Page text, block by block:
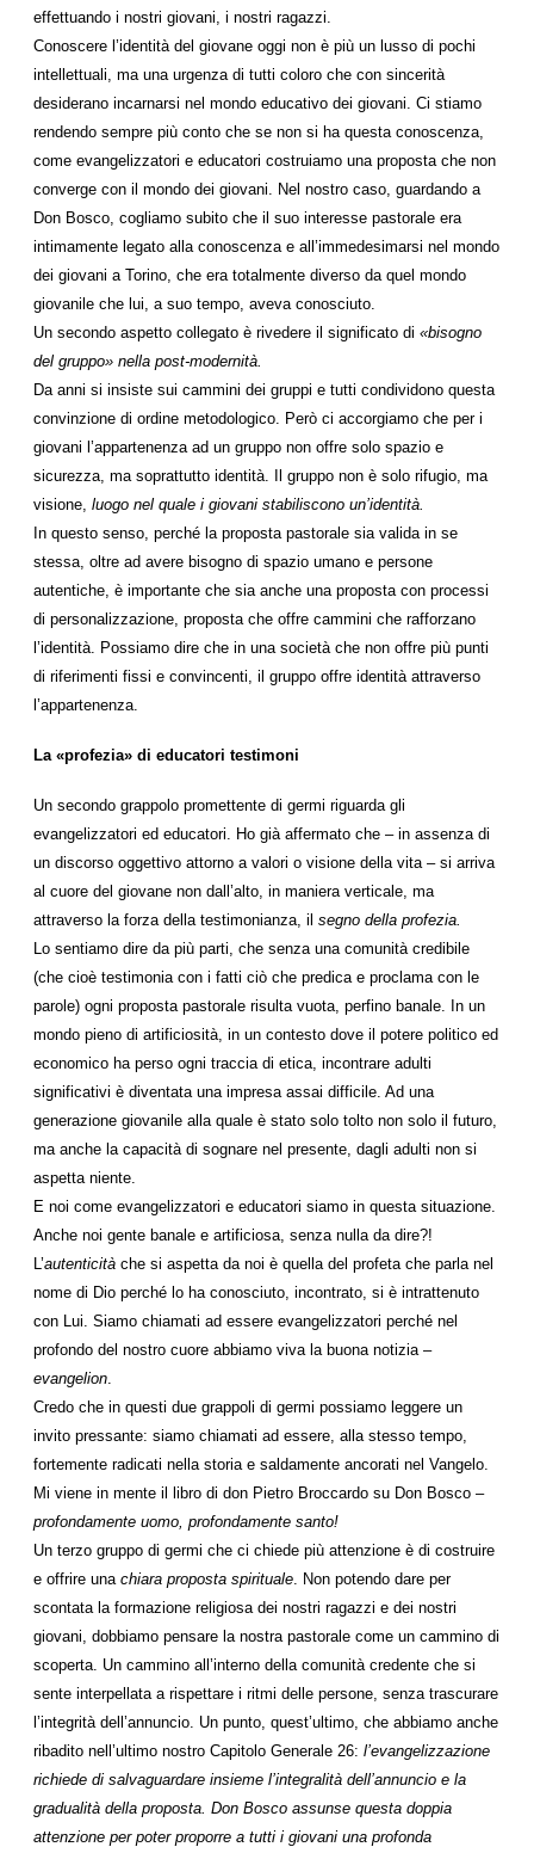
effettuando i nostri giovani, i nostri ragazzi.
Conoscere l’identità del giovane oggi non è più un lusso di pochi
intellettuali, ma una urgenza di tutti coloro che con sincerità
desiderano incarnarsi nel mondo educativo dei giovani. Ci stiamo
rendendo sempre più conto che se non si ha questa conoscenza,
come evangelizzatori e educatori costruiamo una proposta che non
converge con il mondo dei giovani. Nel nostro caso, guardando a
Don Bosco, cogliamo subito che il suo interesse pastorale era
intimamente legato alla conoscenza e all’immedesimarsi nel mondo
dei giovani a Torino, che era totalmente diverso da quel mondo
giovanile che lui, a suo tempo, aveva conosciuto.
Un secondo aspetto collegato è rivedere il significato di «bisogno
del gruppo» nella post-modernità.
Da anni si insiste sui cammini dei gruppi e tutti condividono questa
convinzione di ordine metodologico. Però ci accorgiamo che per i
giovani l’appartenenza ad un gruppo non offre solo spazio e
sicurezza, ma soprattutto identità. Il gruppo non è solo rifugio, ma
visione, luogo nel quale i giovani stabiliscono un’identità.
In questo senso, perché la proposta pastorale sia valida in se
stessa, oltre ad avere bisogno di spazio umano e persone
autentiche, è importante che sia anche una proposta con processi
di personalizzazione, proposta che offre cammini che rafforzano
l’identità. Possiamo dire che in una società che non offre più punti
di riferimenti fissi e convincenti, il gruppo offre identità attraverso
l’appartenenza.
La «profezia» di educatori testimoni
Un secondo grappolo promettente di germi riguarda gli
evangelizzatori ed educatori. Ho già affermato che – in assenza di
un discorso oggettivo attorno a valori o visione della vita – si arriva
al cuore del giovane non dall’alto, in maniera verticale, ma
attraverso la forza della testimonianza, il segno della profezia.
Lo sentiamo dire da più parti, che senza una comunità credibile
(che cioè testimonia con i fatti ciò che predica e proclama con le
parole) ogni proposta pastorale risulta vuota, perfino banale. In un
mondo pieno di artificiosità, in un contesto dove il potere politico ed
economico ha perso ogni traccia di etica, incontrare adulti
significativi è diventata una impresa assai difficile. Ad una
generazione giovanile alla quale è stato solo tolto non solo il futuro,
ma anche la capacità di sognare nel presente, dagli adulti non si
aspetta niente.
E noi come evangelizzatori e educatori siamo in questa situazione.
Anche noi gente banale e artificiosa, senza nulla da dire?!
L’autenticità che si aspetta da noi è quella del profeta che parla nel
nome di Dio perché lo ha conosciuto, incontrato, si è intrattenuto
con Lui. Siamo chiamati ad essere evangelizzatori perché nel
profondo del nostro cuore abbiamo viva la buona notizia –
evangelion.
Credo che in questi due grappoli di germi possiamo leggere un
invito pressante: siamo chiamati ad essere, alla stesso tempo,
fortemente radicati nella storia e saldamente ancorati nel Vangelo.
Mi viene in mente il libro di don Pietro Broccardo su Don Bosco –
profondamente uomo, profondamente santo!
Un terzo gruppo di germi che ci chiede più attenzione è di costruire
e offrire una chiara proposta spirituale. Non potendo dare per
scontata la formazione religiosa dei nostri ragazzi e dei nostri
giovani, dobbiamo pensare la nostra pastorale come un cammino di
scoperta. Un cammino all’interno della comunità credente che si
sente interpellata a rispettare i ritmi delle persone, senza trascurare
l’integrità dell’annuncio. Un punto, quest’ultimo, che abbiamo anche
ribadito nell’ultimo nostro Capitolo Generale 26: l’evangelizzazione
richiede di salvaguardare insieme l’integralità dell’annuncio e la
gradualità della proposta. Don Bosco assunse questa doppia
attenzione per poter proporre a tutti i giovani una profonda